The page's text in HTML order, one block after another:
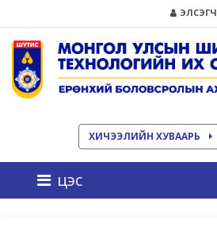
ЭЛСЭГЧ
ХИЧЭЭЛИЙН ХУВААРЬ
цэс